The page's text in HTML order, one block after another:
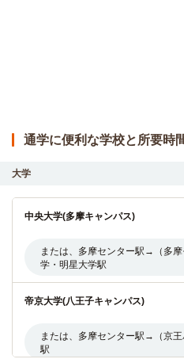
通学に便利な学校と所要時
大学
中央大学(多摩キャンパス)
または、多摩センター駅→（多
学・明星大学駅
帝京大学(八王子キャンパス)
または、多摩センター駅→（京
駅